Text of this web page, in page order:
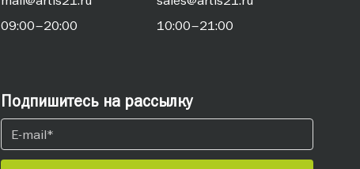
09:00–20:00
10:00–21:00
Подпишитесь на рассылку